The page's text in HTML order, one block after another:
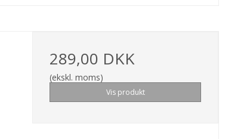
289,00 DKK
(ekskl. moms)
Vis produkt